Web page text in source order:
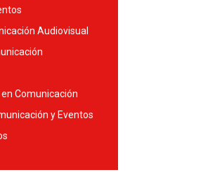
Audiovisual
Comunicación
y Eventos